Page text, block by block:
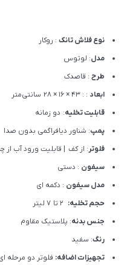
نوع فلاش تانک : روکار
مدل: لوتوس
طرح : قاصدک
ابعاد : : 43 × 16 × 28 سانتی‌متر
قابلیت تخلیه: دو زمانه
پمپ: شناور دیافراگمی بدون صدا
فلوتر: از کف | قابلیت ورود آب
سیفون : دستی
مدل سیفون : دکمه ای
حجم تخلیه:
جنس بدنه: پلاستیک مقاوم
رنگ: سفید
تجهیزات اضافه: فلوتر دو مرحله